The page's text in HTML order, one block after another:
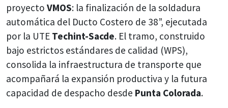
proyecto VMOS: la finalización de la soldadura
automática del Ducto Costero de 38”, ejecutada
por la UTE Techint-Sacde. El tramo, construido
bajo estrictos estándares de calidad (WPS),
consolida la infraestructura de transporte que
acompañará la expansión productiva y la futura
capacidad de despacho desde Punta Colorada.